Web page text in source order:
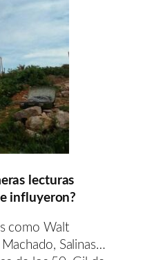
lecturas
influyeron?
como Walt
Salinas…